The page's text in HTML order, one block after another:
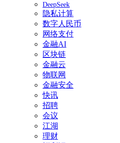
DeepSeek
隐私计算
数字人民币
网络支付
金融AI
区块链
金融云
物联网
金融安全
快讯
招聘
会议
江湖
理财